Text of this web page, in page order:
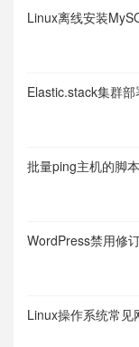
Linux离线安装
Elastic.stack集群
批量ping主机的脚
WordPress禁用修
Linux操作系统常见